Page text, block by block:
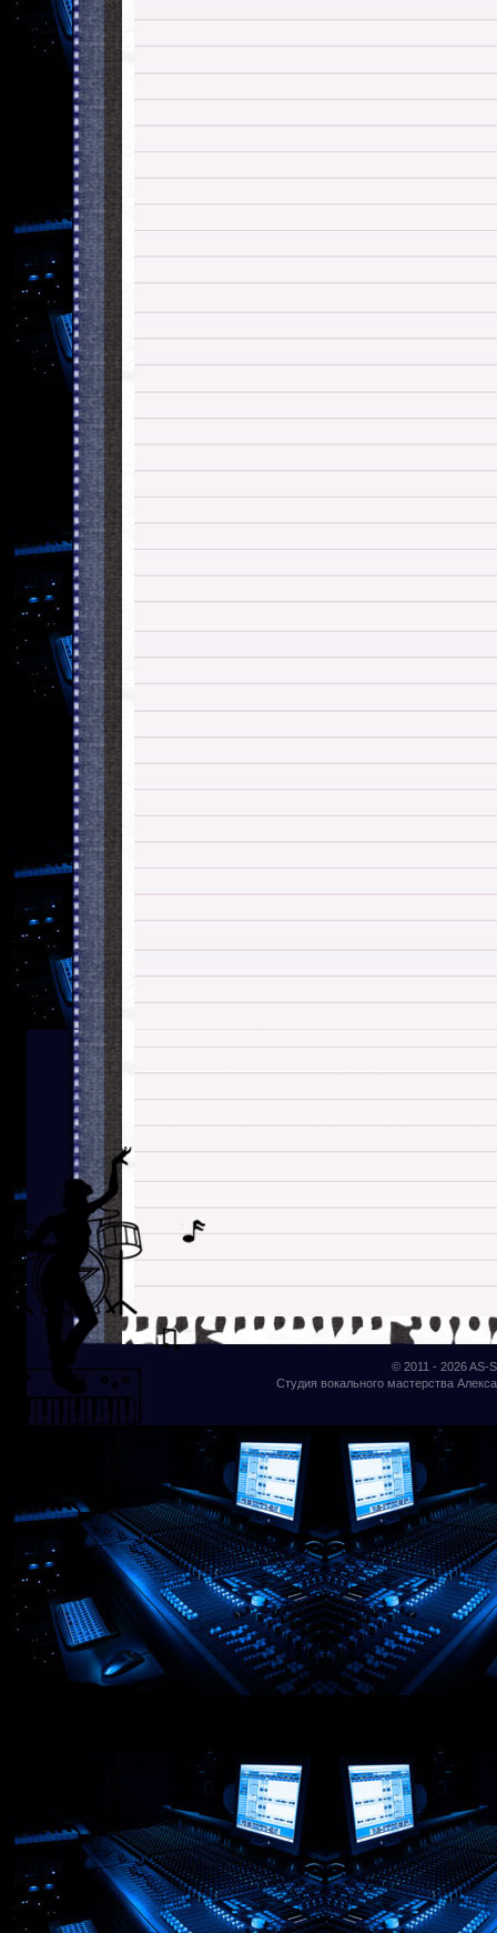
© 2011 - 2026AS-
Студия вокального мастерства